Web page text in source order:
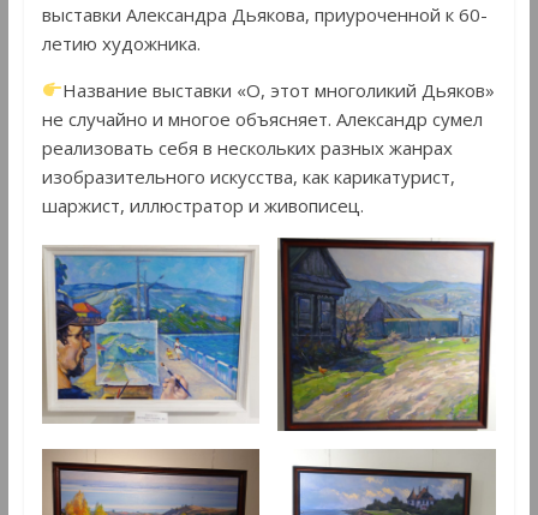
выставки Александра Дьякова, приуроченной к 60-
летию художника.
Название выставки «О, этот многоликий Дьяков»
не случайно и многое объясняет. Александр сумел
реализовать себя в нескольких разных жанрах
изобразительного искусства, как карикатурист,
шаржист, иллюстратор и живописец.